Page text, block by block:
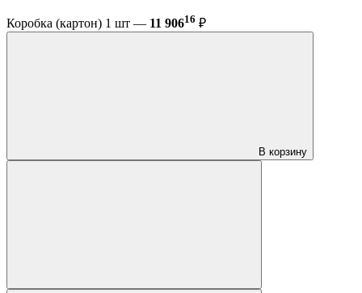
Коробка (картон) 1 шт — 11 90616 ₽
В корзину